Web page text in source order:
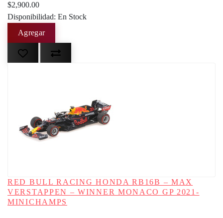
$2,900.00
Disponibilidad: En Stock
RED BULL RACING HONDA RB16B – MAX
VERSTAPPEN – WINNER MONACO GP 2021-
MINICHAMPS